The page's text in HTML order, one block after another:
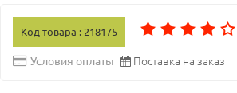
Код товара : 218175
Условия оплаты Поставка на заказ